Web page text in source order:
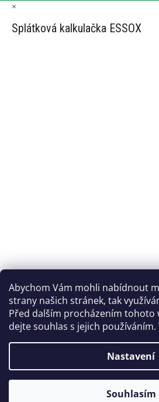
Abychom Vám mohli nabídnout
strany našich stránek, tak
Před dalším procházením tohoto
dejte souhlas s jejich
Nastavení
Souhlasím
×
Splátková kalkulačka ESSOX